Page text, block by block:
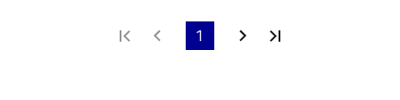
Première page
Page précédente
1 Page suivante